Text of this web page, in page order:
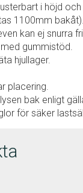
i höjd
1100mm bakåt).
kan ej snurra
gummistöd.
hjullager.
placering.
bak enligt
för säker